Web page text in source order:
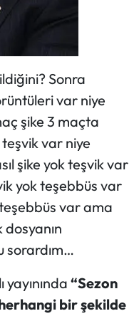
Sonra
var niye
şike 3 maçta
var niye
şike yok teşvik var
yok teşebbüs var
var ama
sorardım…
“Sezon
bir şekilde